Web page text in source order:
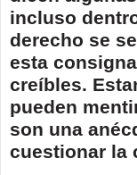
incluso
derecho se
esta
creíbles.
pueden
son una
cuestionar la